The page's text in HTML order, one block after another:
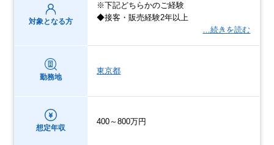
対象となる方
※下記どちらかのご経験
◆接客・販売経験2年以上
…続きを読む
勤務地
東京都
想定年収
400～800万円